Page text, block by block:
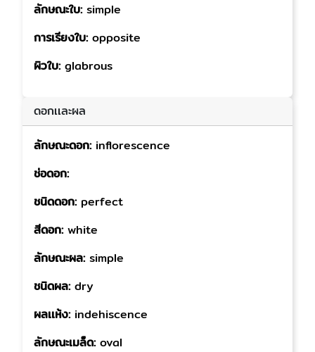
ลักษณะใบ: simple
การเรียงใบ: opposite
ผิวใบ: glabrous
ดอกเเละผล
ลักษณะดอก: inflorescence
ช่อดอก:
ชนิดดอก: perfect
สีดอก: white
ลักษณะผล: simple
ชนิดผล: dry
ผลเเห้ง: indehiscence
ลักษณะเมล็ด: oval